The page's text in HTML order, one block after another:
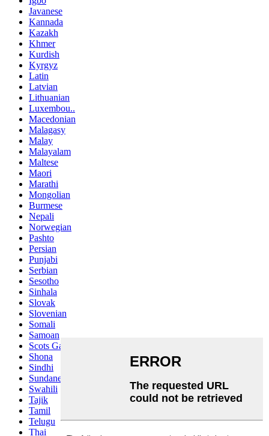
Javanese
Kannada
Kazakh
Khmer
Kurdish
Kyrgyz
Latin
Latvian
Lithuanian
Luxembou..
Macedonian
Malagasy
Malay
Malayalam
Maltese
Maori
Marathi
Mongolian
Burmese
Nepali
Norwegian
Pashto
Persian
Punjabi
Serbian
Sesotho
Sinhala
Slovak
Slovenian
Somali
Samoan
Scots Gaelic
Shona
Sindhi
Sundanese
Swahili
Tajik
Tamil
Telugu
Thai